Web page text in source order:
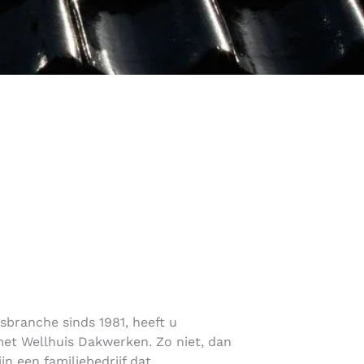
sinds 1981, heeft u
Wellhuis Dakwerken. Zo niet, dan